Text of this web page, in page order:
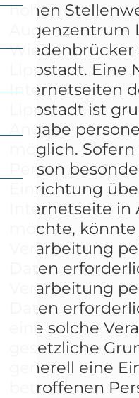
hohen
Augenzentrum
Wiedenbrücker
Lippstadt. Eine
Internetseiten
Lippstadt ist
Angabe
möglich.
Person
Einrichtung
Internetseite
möchte,
Verarbeitung
Daten
Verarbeitung
Daten
eine solche
gesetzliche
generell eine
betroffenen